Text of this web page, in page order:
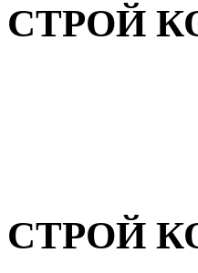
СТРОЙ
СТРОЙ